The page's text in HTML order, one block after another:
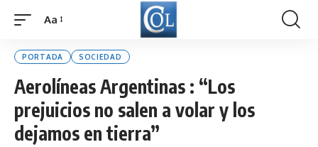
Font
Aa
PORTADA SOCIEDAD
Aerolíneas Argentinas : “Los
prejuicios no salen a volar y los
dejamos en tierra”